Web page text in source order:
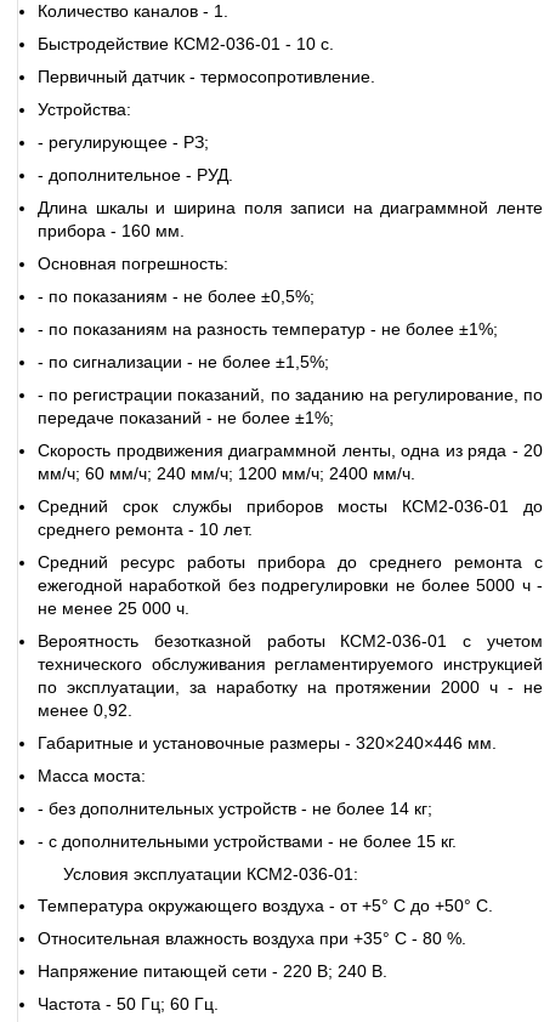
Количество каналов - 1.
Быстродействие КСМ2-036-01 - 10 с.
Первичный датчик - термосопротивление.
Устройства:
- регулирующее - РЗ;
- дополнительное - РУД.
Длина шкалы и ширина поля записи на диаграммной ленте
прибора - 160 мм.
Основная погрешность:
- по показаниям - не более ±0,5%;
- по показаниям на разность температур - не более ±1%;
- по сигнализации - не более ±1,5%;
- по регистрации показаний, по заданию на регулирование, по
передаче показаний - не более ±1%;
Скорость продвижения диаграммной ленты, одна из ряда - 20
мм/ч; 60 мм/ч; 240 мм/ч; 1200 мм/ч; 2400 мм/ч.
Средний срок службы приборов мосты КСМ2-036-01 до
среднего ремонта - 10 лет.
Средний ресурс работы прибора до среднего ремонта с
ежегодной наработкой без подрегулировки не более 5000 ч -
не менее 25 000 ч.
Вероятность безотказной работы КСМ2-036-01 с учетом
технического обслуживания регламентируемого инструкцией
по эксплуатации, за наработку на протяжении 2000 ч - не
менее 0,92.
Габаритные и установочные размеры - 320×240×446 мм.
Масса моста:
- без дополнительных устройств - не более 14 кг;
- с дополнительными устройствами - не более 15 кг.
Условия эксплуатации КСМ2-036-01:
Температура окружающего воздуха - от +5° С до +50° С.
Относительная влажность воздуха при +35° С - 80 %.
Напряжение питающей сети - 220 В; 240 В.
Частота - 50 Гц; 60 Гц.